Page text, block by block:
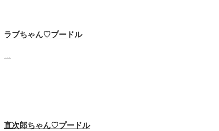
ラブちゃん♡プードル
直次郎ちゃん♡プードル